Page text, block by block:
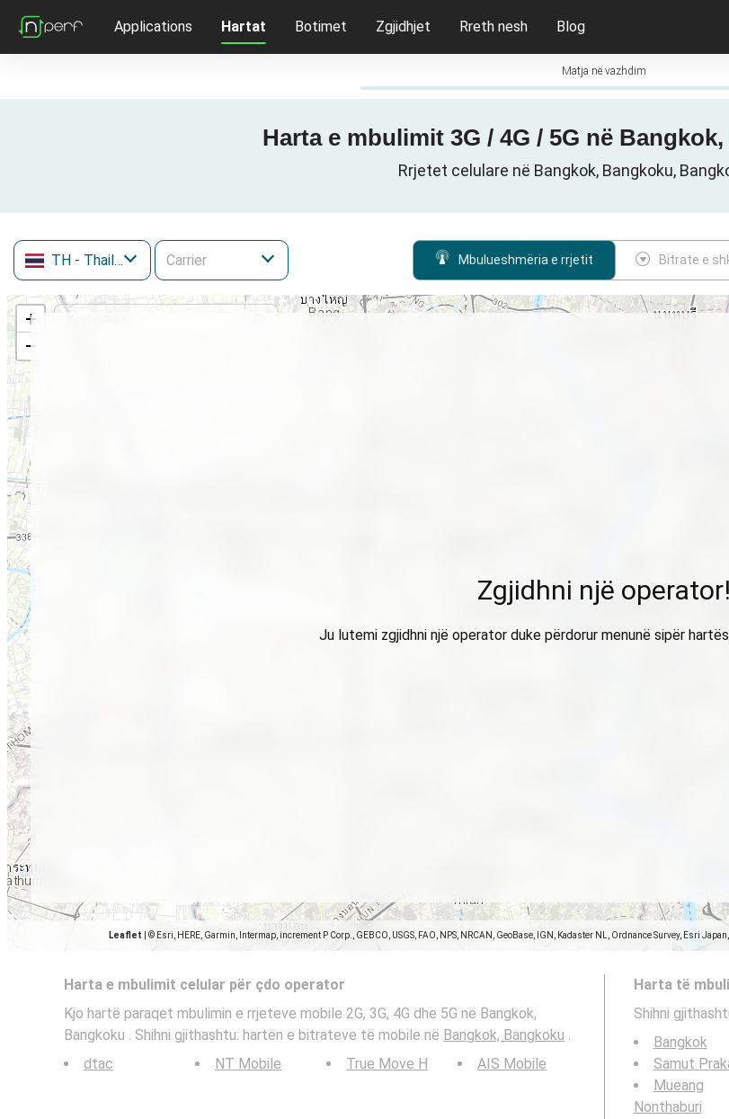
Applications Hartat Botimet Zgjidhjet Rreth nesh Blog
Matja në vazhdim
Harta e mbulimit 3G / 4G / 5G në
Rrjetet celulare në Bangkok, Bangkoku,
TH - Thailand Mbulueshmëria e rrjetit Bitrate e
+
−
Leaflet © Esri, HERE, Garmin, Intermap, increment P Corp., GEBCO, USGS, FAO, NPS, NRCAN, GeoBase, IGN, Kadaster NL, Ordnance Survey, Esri
Zgjidhni një operator!
Ju lutemi zgjidhni një operator duke përdorur menunë sipër
Harta e mbulimit celular për çdo operator
Kjo hartë paraqet mbulimin e rrjeteve mobile 2G, 3G, 4G dhe 5G në Bangkok,
Bangkoku . Shihni gjithashtu: hartën e bitrateve të mobile në Bangkok, Bangkoku .
dtac
NT Mobile True Move H AIS Mobile
Harta të
Shihni
Bangkok
Samut
Mueang
Nonthaburi